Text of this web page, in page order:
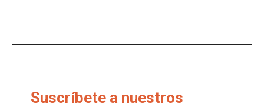
Suscríbete a nuestros